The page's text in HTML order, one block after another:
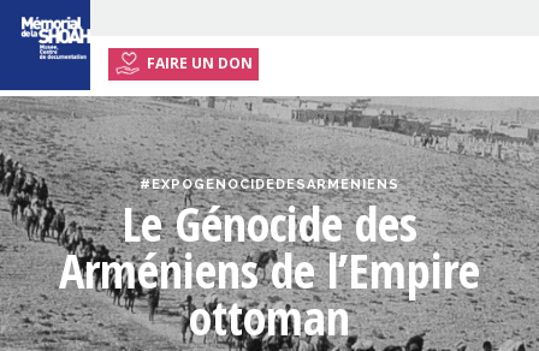
FAIRE UN DON
ACCUEIL
EXPOSITION
RESSOURCES
EVÉNEMENTS
INFOS PRATIQUES
PRESSE
#EXPOGENOCIDEDESARMENIENS
Le Génocide des
Arméniens de l’Empire
ottoman